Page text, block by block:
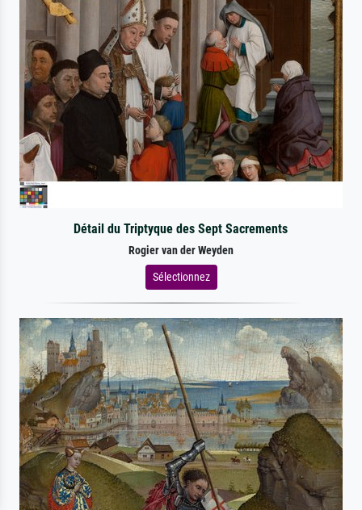
Détail du Triptyque des Sept Sacrements
Rogier van der Weyden
Sélectionnez